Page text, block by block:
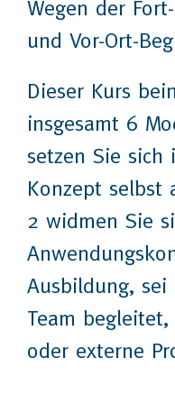
Wegen der
und Vor-Ort-
Dieser Kurs
insgesamt 6
setzen Sie
Konzept selbst
2 widmen Sie
Ausbildung,
Team
oder externe